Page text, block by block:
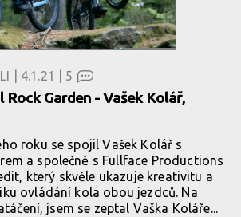
| 4.1.21 | 5
Rock Garden - Vašek Kolář,
roku se spojil Vašek Kolář s
a společně s Fullface Productions
který skvěle ukazuje kreativitu a
ovládání kola obou jezdců. Na
jsem se zeptal Vaška Koláře...